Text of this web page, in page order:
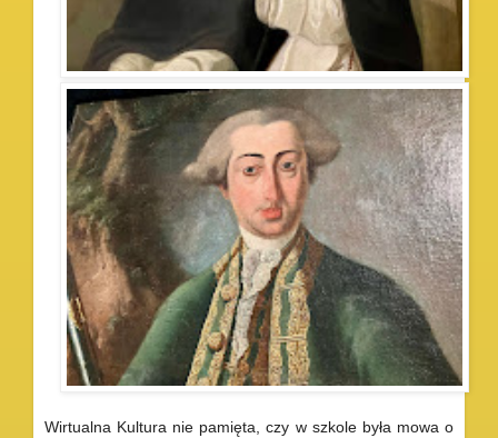
Wirtualna Kultura nie pamięta, czy w szkole była mowa o